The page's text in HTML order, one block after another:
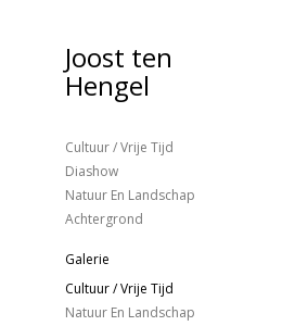
Joost ten
Hengel
Cultuur / Vrije Tijd
Diashow
Natuur En Landschap
Achtergrond
Galerie
Cultuur / Vrije Tijd
Natuur En Landschap